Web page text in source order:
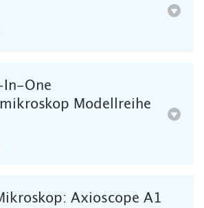
In-One
Modellreihe
Axioscope A1